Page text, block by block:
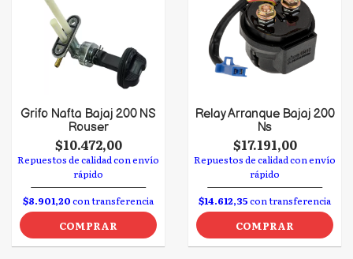
Grifo Nafta Bajaj 200 NS
Rouser
$10.472,00
Repuestos de calidad con envío
rápido
$8.901,20con transferencia
COMPRAR
Relay Arranque Bajaj 200
Ns
$17.191,00
Repuestos de calidad con envío
rápido
$14.612,35con transferencia
COMPRAR